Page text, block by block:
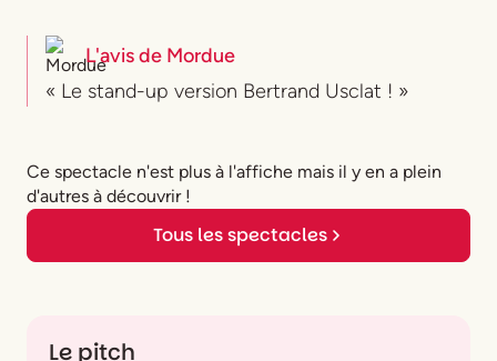
L'avis de Mordue
« Le stand-up version Bertrand Usclat ! »
Ce spectacle n'est plus à l'affiche mais il y en a plein
d'autres à découvrir !
Tous les spectacles
Le pitch